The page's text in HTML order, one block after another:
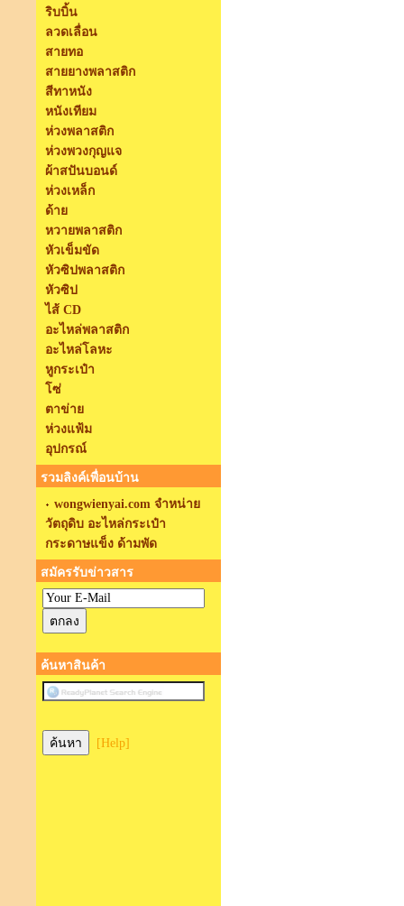
ริบบิ้น
ลวดเลื่อน
สายทอ
สายยางพลาสติก
สีทาหนัง
หนังเทียม
ห่วงพลาสติก
ห่วงพวงกุญแจ
ผ้าสปันบอนด์
ห่วงเหล็ก
ด้าย
หวายพลาสติก
หัวเข็มขัด
หัวซิปพลาสติก
หัวซิป
ไส้ CD
อะไหล่พลาสติก
อะไหล่โลหะ
หูกระเป๋า
โซ่
ตาข่าย
ห่วงแฟ้ม
อุปกรณ์
รวมลิงค์เพื่อนบ้าน
wongwienyai.com จำหน่าย
วัตถุดิบ อะไหล่กระเป๋า
กระดาษแข็ง ด้ามพัด
สมัครรับข่าวสาร
ค้นหาสินค้า
[Help]